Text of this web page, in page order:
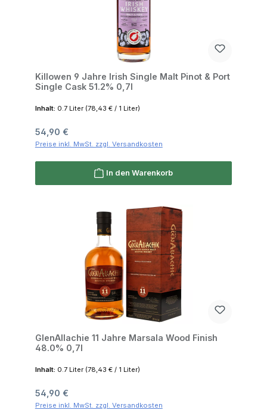
Killowen 9 Jahre Irish Single Malt Pinot & Port
Single Cask 51.2% 0,7l
Inhalt: 0.7 Liter (78,43 € / 1 Liter)
Regulärer Preis:
54,90 €
Preise inkl. MwSt. zzgl. Versandkosten
In den Warenkorb
GlenAllachie 11 Jahre Marsala Wood Finish
48.0% 0,7l
Inhalt: 0.7 Liter (78,43 € / 1 Liter)
Regulärer Preis:
54,90 €
Preise inkl. MwSt. zzgl. Versandkosten